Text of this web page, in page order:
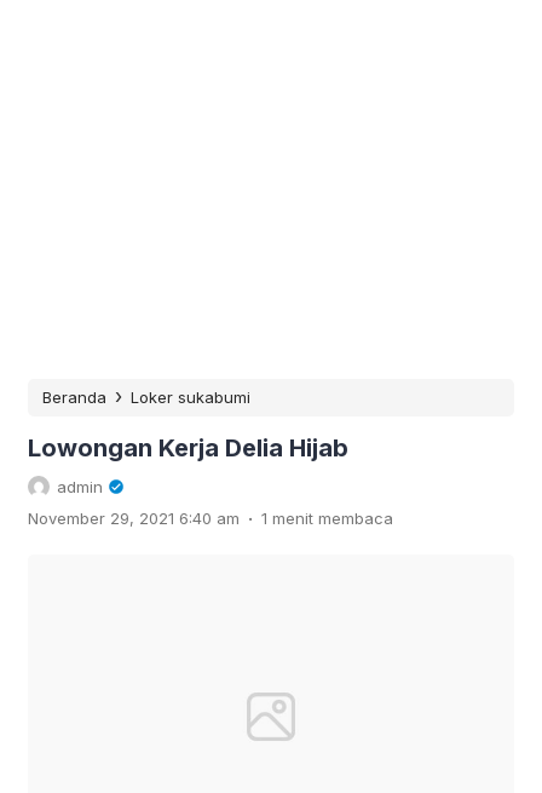
Beranda › Loker sukabumi
Lowongan Kerja Delia Hijab
admin
November 29, 2021 6:40 am . 1 menit membaca